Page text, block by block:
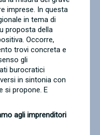
imprese. In questa
in tema di
proposta della
Occorre,
trovi concreta e
gli
burocratici
in sintonia con
si propone. E
agli imprenditori